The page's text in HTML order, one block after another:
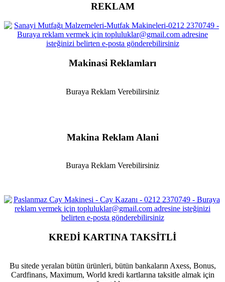
REKLAM
Makinasi Reklamları
Buraya Reklam Verebilirsiniz
Makina Reklam Alani
Buraya Reklam Verebilirsiniz
KREDİ KARTINA TAKSİTLİ
Bu sitede yeralan bütün ürünleri, bütün bankaların Axess, Bonus,
Cardfinans, Maximum, World kredi kartlarına taksitle almak için